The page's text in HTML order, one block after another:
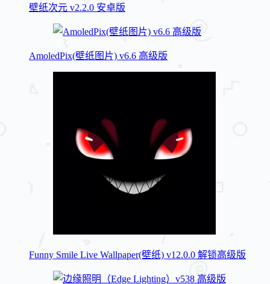
壁纸次元 v2.2.0 安卓版
AmoledPix(壁纸图片) v6.6 高级版
Funny Smile Live Wallpaper(壁纸) v12.0.0 解锁高级版